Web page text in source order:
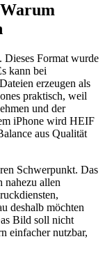
Format wurde
kann bei
erzeugen als
praktisch, weil
und der
iPhone wird HEIF
aus Qualität
Schwerpunkt. Das
nahezu allen
deshalb möchten
Bild soll nicht
einfacher nutzbar,